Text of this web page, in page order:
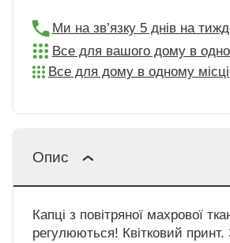
Ми на зв’язку 5 днів на
Все для вашого дому в
Все для дому в одному місці
Опис
Капці з повітряної махрової
регулюються! Квітковий принт.